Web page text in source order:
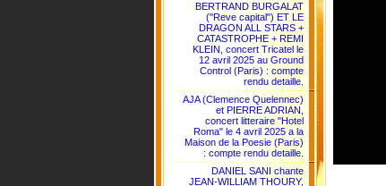
BERTRAND BURGALAT
("Reve capital") ET LE
DRAGON ALL STARS +
CATASTROPHE + REMI
KLEIN, concert Tricatel le
12 avril 2025 au Ground
Control (Paris) : compte
rendu detaille.
AJA (Clemence Quelennec)
et PIERRE ADRIAN,
concert litteraire "Hotel
Roma" le 4 avril 2025 a la
Maison de la Poesie (Paris)
: compte rendu detaille.
DANIEL SANI chante
JEAN-WILLIAM THOURY,